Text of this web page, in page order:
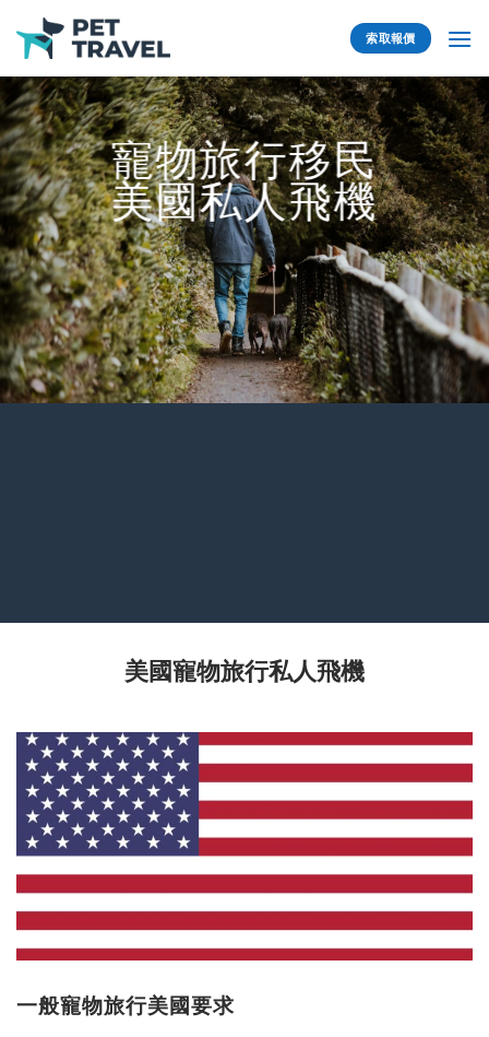
索取報價
寵物旅行移民
美國私人飛機
美國寵物旅行私人飛機
一般寵物旅行美國要求